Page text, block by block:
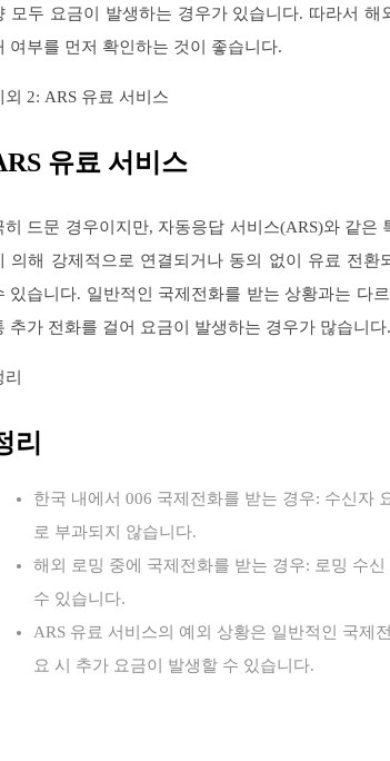
모두 요금이 발생하는 경우가 있습니다. 따라서 해
여부를 먼저 확인하는 것이 좋습니다.
외 2: ARS 유료 서비스
유료 서비스
히 드문 경우이지만, 자동응답 서비스(ARS)와 같은
의해 강제적으로 연결되거나 동의 없이 유료 전환
있습니다. 일반적인 국제전화를 받는 상황과는 다
추가 전화를 걸어 요금이 발생하는 경우가 많습니다.
리
한국 내에서 006 국제전화를 받는 경우: 수신자
로 부과되지 않습니다.
해외 로밍 중에 국제전화를 받는 경우: 로밍 수신
수 있습니다.
ARS 유료 서비스의 예외 상황은 일반적인 국제
요 시 추가 요금이 발생할 수 있습니다.